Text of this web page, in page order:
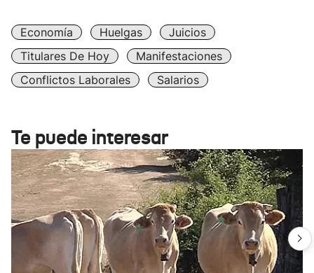
Economía Huelgas
Juicios
Titulares De Hoy
Manifestaciones
Conflictos Laborales
Salarios
Te puede interesar